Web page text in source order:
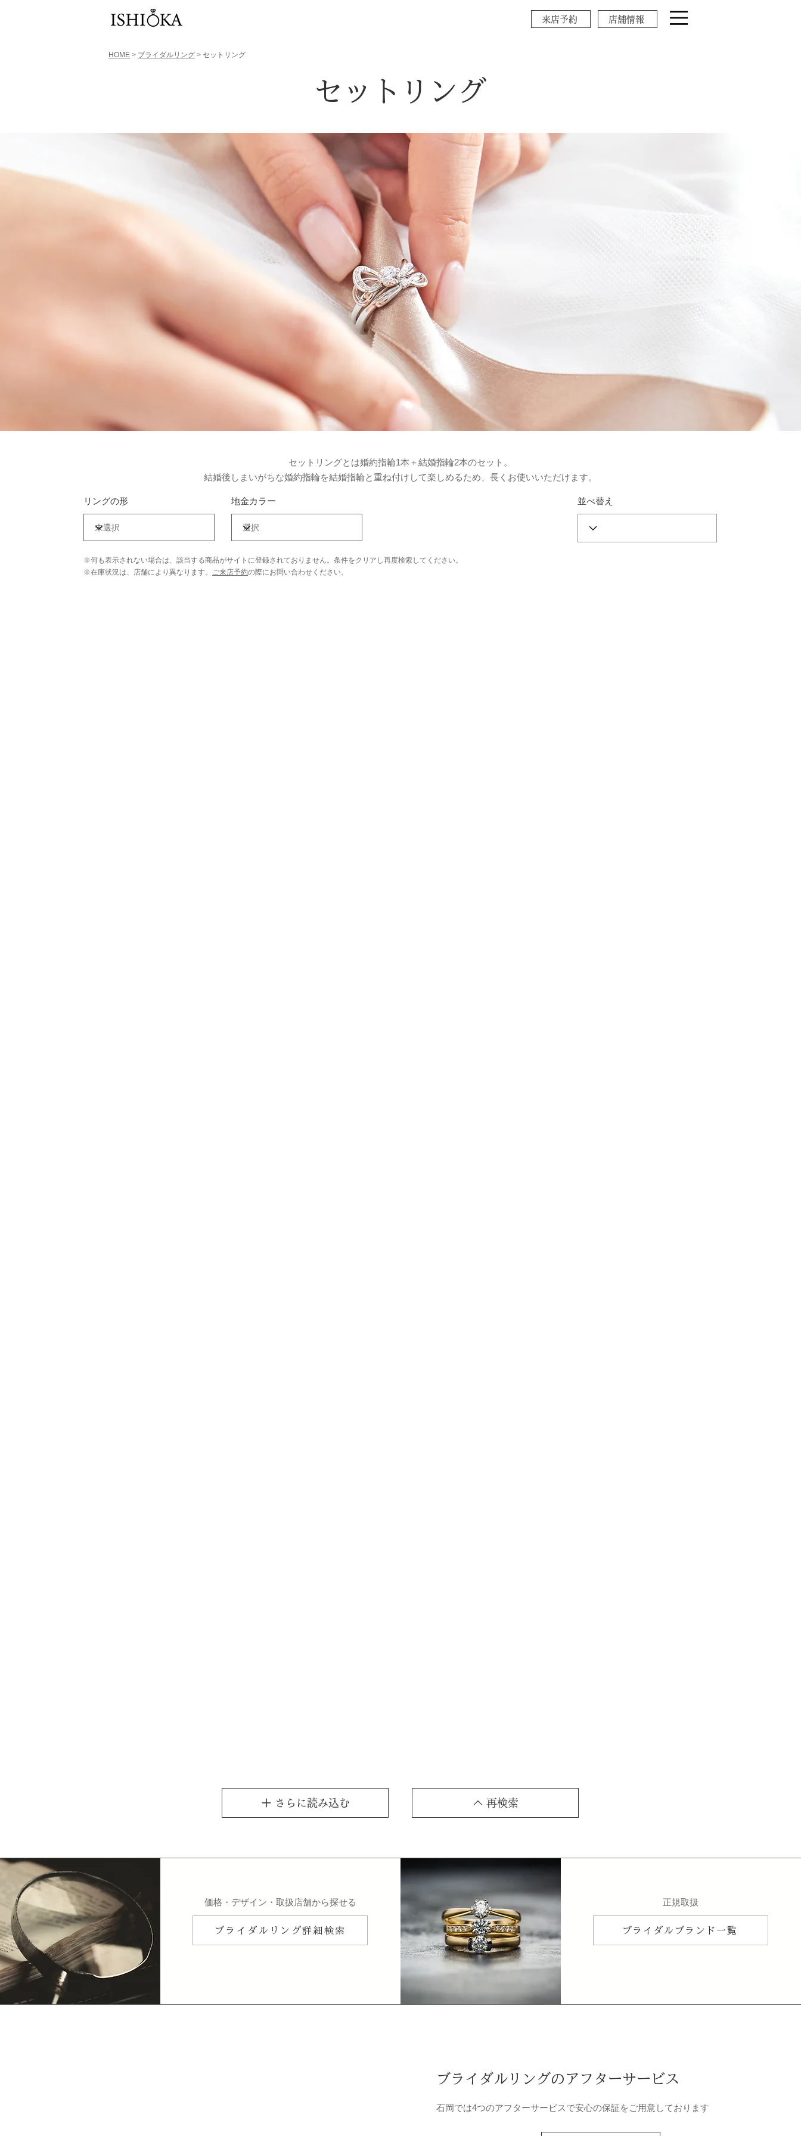
来店予約 店舗情報
HOME > ブライダルリング > セットリング
セットリング
セットリングとは婚約指輪1本＋結婚指輪2本のセット。
結婚後しまいがちな婚約指輪を結婚指輪と重ね付けして楽しめるため、長くお使いいただけます。
リングの形 地金カラー
※何も表示されない場合は、該当する商品がサイトに登録されておりません。条件をクリアし再度検索してください。
※在庫状況は、店舗により異なります。 ご来店予約の際にお問い合わせください。
並べ替え
さらに読み込む 再検索
​価格・デザイン・取扱店舗から探せる
ブライダルリング詳細検索
​正規取扱
ブライダルブランド一覧
石岡では4つのアフターサービスで安心の保証をご用意しております
ブライダルリングのアフターサービス